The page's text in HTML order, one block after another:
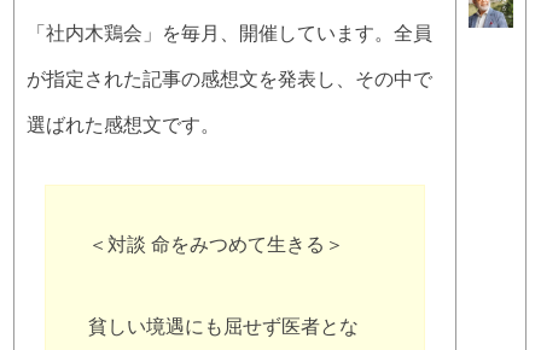
「社内木鶏会」を毎月、開催しています。全員
が指定された記事の感想文を発表し、その中で
選ばれた感想文です。
＜対談 命をみつめて生きる＞
貧しい境遇にも屈せず医者とな